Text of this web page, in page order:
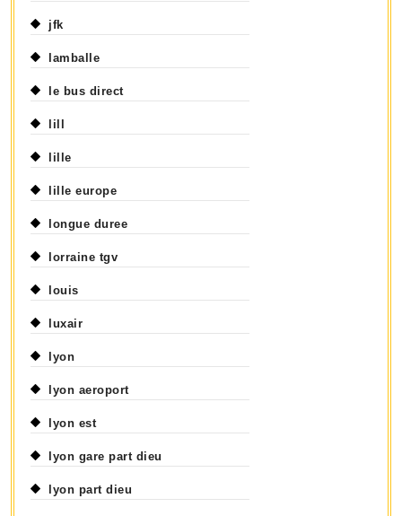
jfk
lamballe
le bus direct
lill
lille
lille europe
longue duree
lorraine tgv
louis
luxair
lyon
lyon aeroport
lyon est
lyon gare part dieu
lyon part dieu